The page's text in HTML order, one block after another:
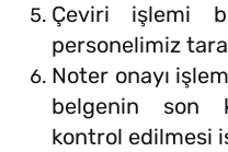
Çeviri işlemi
personelimiz
Noter onayı
belgenin son
kontrol edilmesi